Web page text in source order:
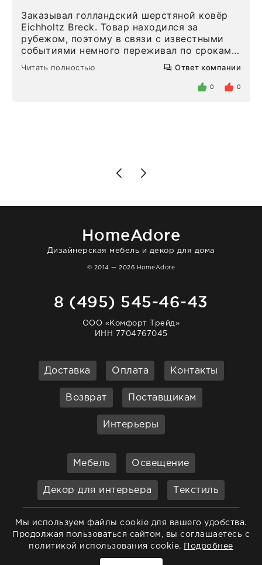
Заказывал голландский шерстяной ковёр
Eichholtz Breck. Товар находился за
рубежом, поэтому в связи с известными
событиями немного переживал по срокам.
Но homeadore привезли ровно в
определенное в договоре время, без
то качество выше всяких похвал. Выглядит
Читать полностью Ответ компании
0 0
HomeAdore
Дизайнерская мебель и декор для дома
© 2014 — 2026 HomeAdore
8 (495) 545-46-43
ООО «Комфорт Трейд»
ИНН 7704767045
Доставка Оплата Контакты
Возврат Поставщикам
Интерьеры
Мебель Освещение
Декор для интерьера Текстиль
Кухонные принадлежности и
аксессуары
Ванная Садовая мебель
Мы используем файлы cookie для вашего удобства.
Продолжая пользоваться сайтом, вы соглашаетесь с
политикой использования cookie.
Подробнее